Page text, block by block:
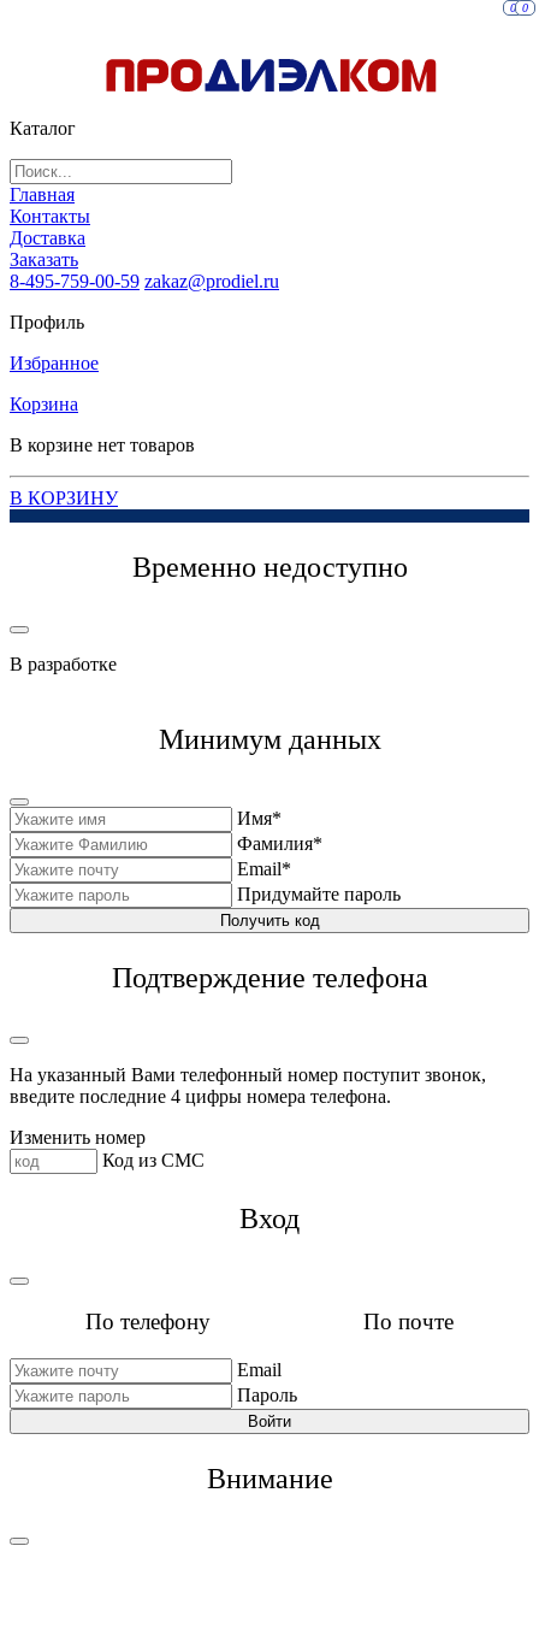
Каталог
Главная
Контакты
Доставка
Заказать
8-495-759-00-59 zakaz@prodiel.ru
Профиль
Избранное
0
Корзина
0
В корзине нет товаров
В КОРЗИНУ
Временно недоступно
В разработке
Минимум данных
Имя*
Фамилия*
Email*
Придумайте пароль
Получить код
Подтверждение телефона
На указанный Вами телефонный номер поступит звонок,
введите последние 4 цифры номера телефона.
Изменить номер
Код из СМС
Вход
По телефону По почте
Email
Пароль
Войти
Внимание